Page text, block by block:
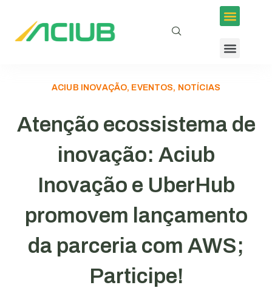
ACIUB INOVAÇÃO, EVENTOS, NOTÍCIAS
Atenção ecossistema de
inovação: Aciub
Inovação e UberHub
promovem lançamento
da parceria com AWS;
Participe!